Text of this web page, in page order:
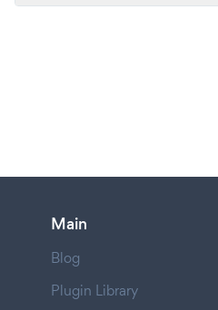
Main
Blog
Plugin Library